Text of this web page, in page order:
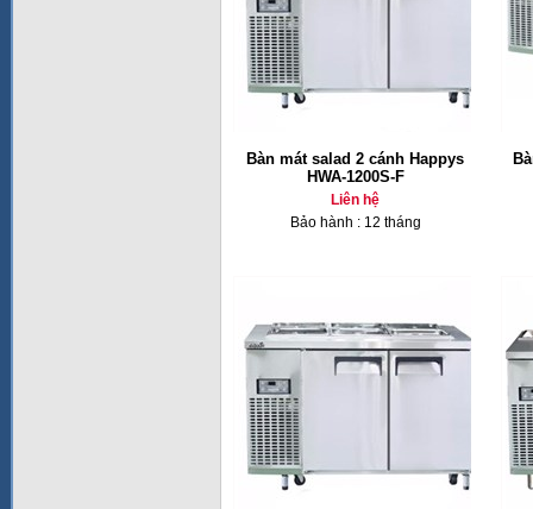
Bàn mát salad 2 cánh Happys
HWA-1200S-F
Liên hệ
Bảo hành : 12 tháng